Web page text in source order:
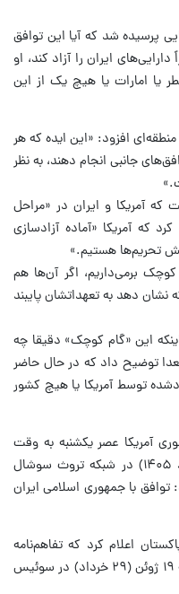
پرسیده شد که آیا این توافق
ایران را آزاد کند، او
یا امارات یا هیچ یک از این
افزود: «این ایده که هر
جانبی انجام دهند، به نظر
که آمریکا و ایران در «مراحل
که آمریکا «آماده آزادسازی
تحریم‌ها هستیم.»
برمی‌داریم، اگر آن‌ها هم
دهد به تعهداتشان پایبند
اینکه این «گام کوچک» دقیقا چه
توضیح داد که در حال حاضر
توسط آمریکا یا هیچ کشور
آمریکا عصر یکشنبه به وقت
محلی (۱۴ ژوئن ۲۰۲۶ برابر با ۲۵ خرداد ۱۴۰۵) در شبکه تروث سوشال
با جمهوری اسلامی ایران
اعلام کرد که تفاهم‌نامه
میان دو کشور حاصل شده و در روز جمعه ۱۹ ژوئن (۲۹ خرداد) در سوئیس